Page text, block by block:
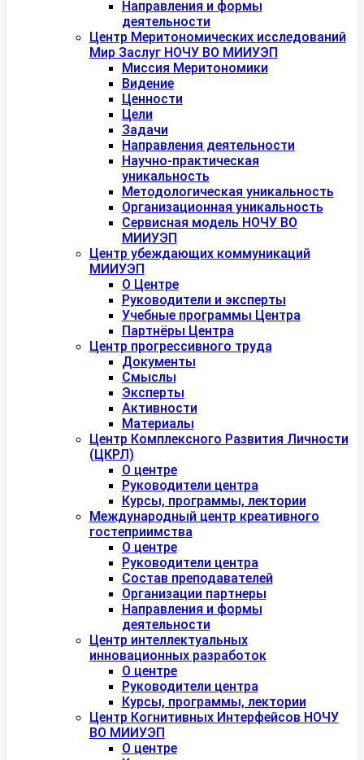
Направления и формы
деятельности
Центр Меритономических исследований
Мир Заслуг НОЧУ ВО МИИУЭП
Миссия Меритономики
Видение
Ценности
Цели
Задачи
Направления деятельности
Научно-практическая
уникальность
Методологическая уникальность
Организационная уникальность
Сервисная модель НОЧУ ВО
МИИУЭП
Центр убеждающих коммуникаций
МИИУЭП
О Центре
Руководители и эксперты
Учебные программы Центра
Партнёры Центра
Центр прогрессивного труда
Документы
Смыслы
Эксперты
Активности
Материалы
Центр Комплексного Развития Личности
(ЦКРЛ)
О центре
Руководители центра
Курсы, программы, лектории
Международный центр креативного
гостеприимства
О центре
Руководители центра
Состав преподавателей
Организации партнеры
Направления и формы
деятельности
Центр интеллектуальных
инновационных разработок
О центре
Руководители центра
Курсы, программы, лектории
Центр Когнитивных Интерфейсов НОЧУ
ВО МИИУЭП
О центре